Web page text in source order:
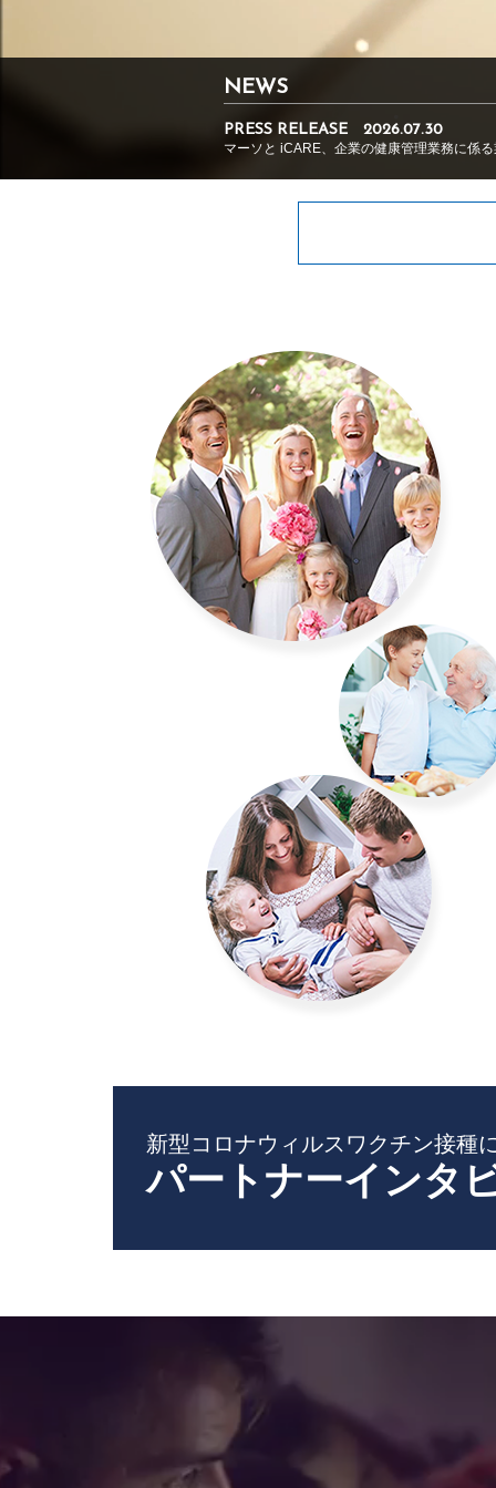
NEWS
PRESS RELEASE 2026.07.30
マーソと iCARE、企業の健康管理業務に係
新型コロナウィルスワクチン接種
パートナーインタ